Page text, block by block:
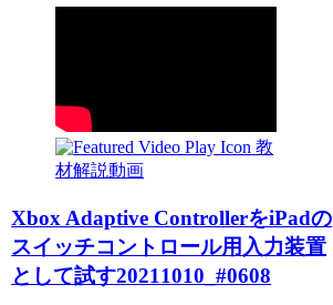
教
材解説動画
Xbox Adaptive ControllerをiPadの
スイッチコントロール用入力装置
として試す20211010_#0608